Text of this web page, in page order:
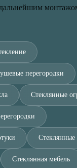
перегородки
Стеклянные
Стеклянные
Стеклянная мебель